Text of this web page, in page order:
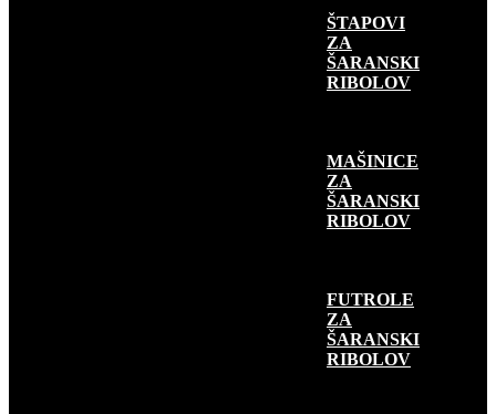
ŠTAPOVI
ZA
ŠARANSKI
RIBOLOV
MAŠINICE
ZA
ŠARANSKI
RIBOLOV
FUTROLE
ZA
ŠARANSKI
RIBOLOV